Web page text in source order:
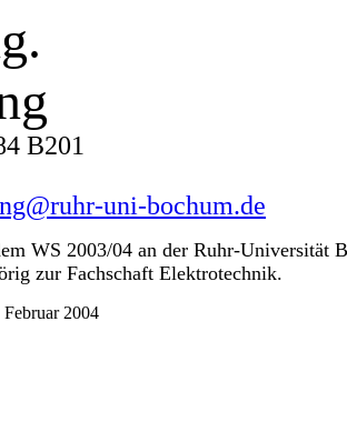
B201
uni-bochum.de
WS 2003/04 an der Ruhr-Universität
zur Fachschaft Elektrotechnik.
2004